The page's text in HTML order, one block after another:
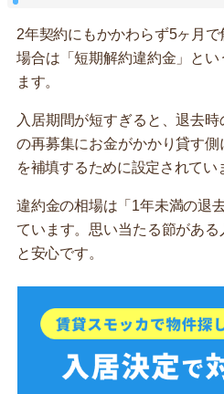
2年契約にもかかわらず5ヶ月
場合は「短期解約違約金」とい
ます。
入居期間が短すぎると、退去
の再募集にお金がかかり貸す
を補填するために設定されてい
違約金の相場は「1年未満の退
ています。思い当たる節がある
と安心です。